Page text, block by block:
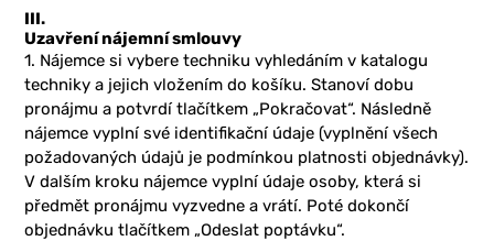
III.
Uzavření nájemní smlouvy
1. Nájemce si vybere techniku vyhledáním v katalogu
techniky a jejich vložením do košíku. Stanoví dobu
pronájmu a potvrdí tlačítkem „Pokračovat“. Následně
nájemce vyplní své identifikační údaje (vyplnění všech
požadovaných údajů je podmínkou platnosti objednávky).
V dalším kroku nájemce vyplní údaje osoby, která si
předmět pronájmu vyzvedne a vrátí. Poté dokončí
objednávku tlačítkem „Odeslat poptávku“.